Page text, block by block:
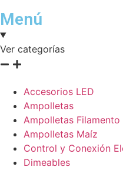
Menú
Ver categorías
Accesorios LED
Ampolletas
Ampolletas Filamento
Ampolletas Maíz
Control y Conexión
Dimeables